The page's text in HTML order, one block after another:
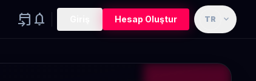
event_upcoming notifications Hesap Oluştur TR expand_more